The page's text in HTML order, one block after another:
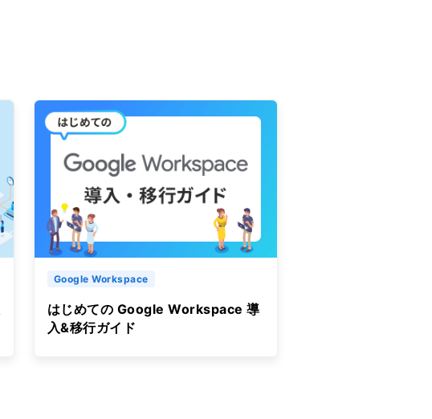
Google Workspace
はじめての Google Workspace 導
入&移行ガイド